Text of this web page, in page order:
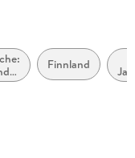
Finnland